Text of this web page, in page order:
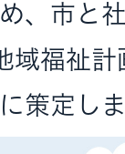
、市と
域福祉
策定し